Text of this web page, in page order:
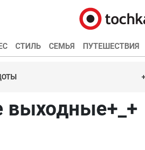
СТИЛЬ СЕМЬЯ ПУТЕШЕСТВИЯ